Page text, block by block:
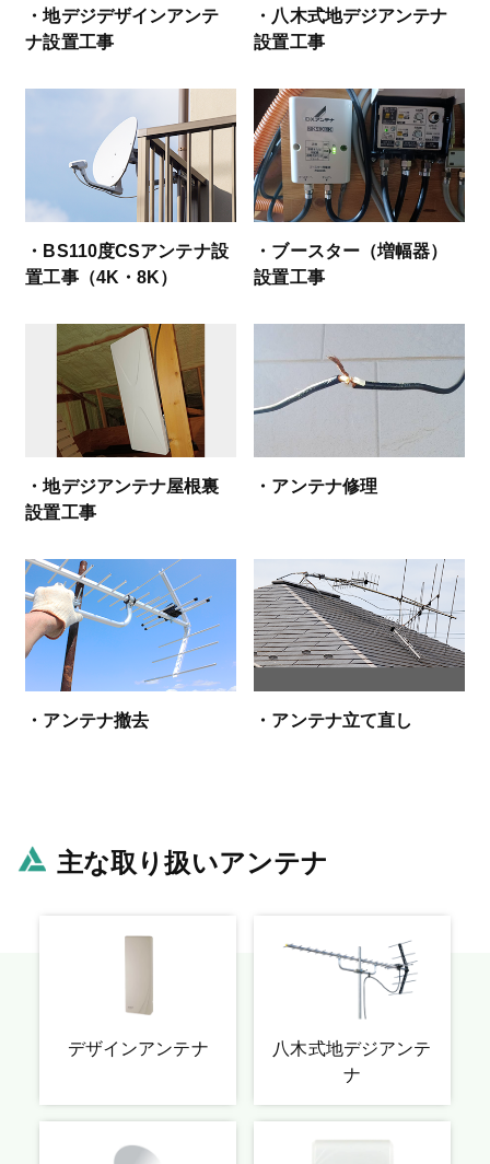
・地デジデザインアンテ
ナ設置工事
・八木式地デジアンテナ
設置工事
・BS110度CSアンテナ設
置工事（4K・8K）
・ブースター（増幅器）
設置工事
・地デジアンテナ屋根裏
設置工事
・アンテナ修理
・アンテナ撤去 ・アンテナ立て直し
主な取り扱いアンテナ
デザインアンテナ
八木式地デジアンテ
ナ